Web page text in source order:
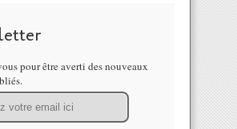
pour être averti des nouveaux